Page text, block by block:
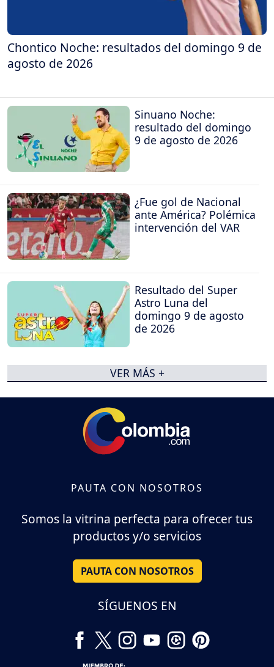
Chontico Noche: resultados del domingo 9 de
agosto de 2026
Sinuano Noche:
resultado del domingo
9 de agosto de 2026
¿Fue gol de Nacional
ante América? Polémica
intervención del VAR
Resultado del Super
Astro Luna del
domingo 9 de agosto
de 2026
VER MÁS +
PAUTA CON NOSOTROS
Somos la vitrina perfecta para ofrecer tus
productos y/o servicios
PAUTA CON NOSOTROS
SÍGUENOS EN